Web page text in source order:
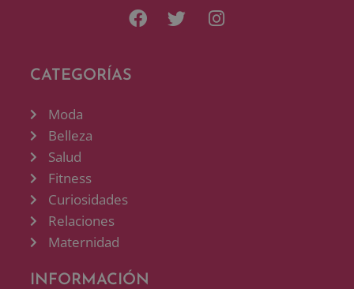
CATEGORÍAS
Moda
Belleza
Salud
Fitness
Curiosidades
Relaciones
Maternidad
INFORMACIÓN